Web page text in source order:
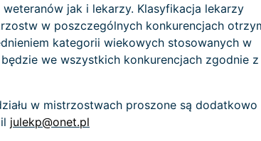
jak i lekarzy. Klasyfikacja lekarzy
w poszczególnych konkurencjach
kategorii wiekowych stosowanych w
we wszystkich konkurencjach zgodnie z
w mistrzostwach proszone są dodatkowo
julekp@onet.pl